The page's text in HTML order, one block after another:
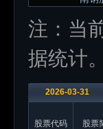
注：当
据统计
2026-03-31
股票代码 股票